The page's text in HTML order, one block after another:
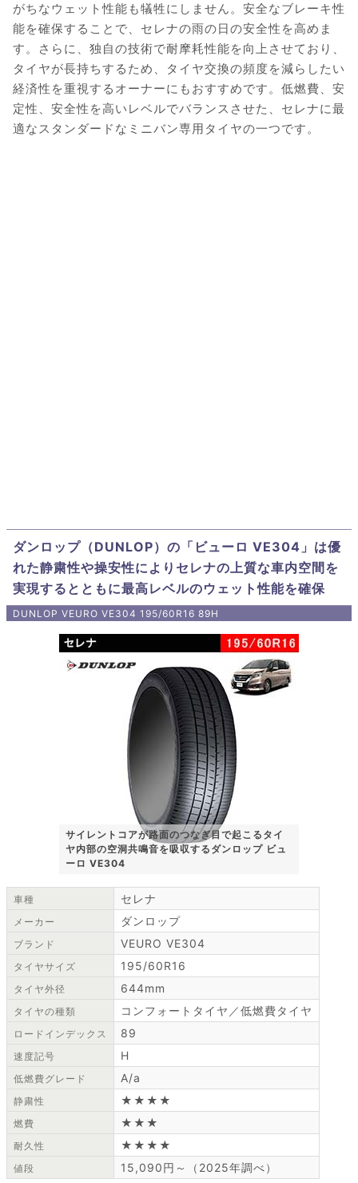
がちなウェット性能も犠牲にしません。安全なブレーキ性
能を確保することで、セレナの雨の日の安全性を高めま
す。さらに、独自の技術で耐摩耗性能を向上させており、
タイヤが長持ちするため、タイヤ交換の頻度を減らしたい
経済性を重視するオーナーにもおすすめです。低燃費、安
定性、安全性を高いレベルでバランスさせた、セレナに最
適なスタンダードなミニバン専用タイヤの一つです。
ダンロップ（DUNLOP）の「ビューロ VE304」は優
れた静粛性や操安性によりセレナの上質な車内空間を
実現するとともに最高レベルのウェット性能を確保
DUNLOP VEURO VE304 195/60R16 89H
サイレントコアが路面のつなぎ目で起こるタイ
ヤ内部の空洞共鳴音を吸収するダンロップ ビュ
ーロ VE304
車種 セレナ
メーカー ダンロップ
ブランド VEURO VE304
タイヤサイズ 195/60R16
タイヤ外径 644mm
タイヤの種類 コンフォートタイヤ／低燃費タイヤ
ロードインデックス 89
速度記号 H
低燃費グレード A/a
静粛性 ★★★★
燃費 ★★★
耐久性 ★★★★
値段 15,090円～（2025年調べ）